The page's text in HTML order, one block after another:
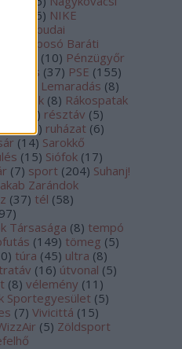
6) NIKE
Óbudai
Baráti
(10) Pénzügyőr
Pilis (37) PSE (155)
Lemaradás (8)
(8) Rákospatak
) résztáv (5)
13) ruházat (6)
(14) Sarokkő
(15) Siófok (17)
(7) sport (204) Suhanj!
Zarándok
(37) tél (58)
)
Társasága (8) tempó
(149) tömeg (5)
) túra (45) ultra (8)
(16) útvonal (5)
(8) vélemény (11 )
Sportegyesület (5)
(7) Vivicittá (15)
(5) Zöldsport